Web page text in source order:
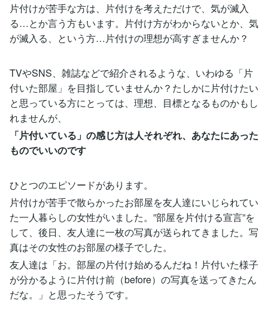
片付けが苦手な方は、片付けを考えただけで、気が滅入
る…とか言う方もいます。片付け方がわからないとか、気
が滅入る、という方…片付けの理想が高すぎませんか？
TVやSNS、雑誌などで紹介されるような、いわゆる「片
付いた部屋」を目指していませんか？たしかに片付けたい
と思っている方にとっては、理想、目標となるものかもし
れませんが、
「片付いている」の感じ方は人それぞれ、あなたにあった
ものでいいのです
ひとつのエピソードがあります。
片付けが苦手で散らかったお部屋を友人達にいじられてい
た一人暮らしの女性がいました。”部屋を片付ける宣言”を
して、後日、友人達に一枚の写真が送られてきました。写
真はその女性のお部屋の様子でした。
友人達は「お。部屋の片付け始めるんだね！片付いた様子
が分かるように片付け前（before）の写真を送ってきたん
だな。」と思ったそうです。